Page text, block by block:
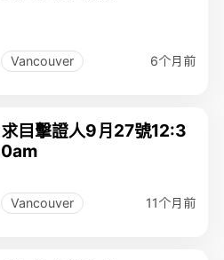
Vancouver 6个月前
求目擊證人9月27號12:3
0am
Vancouver 11个月前